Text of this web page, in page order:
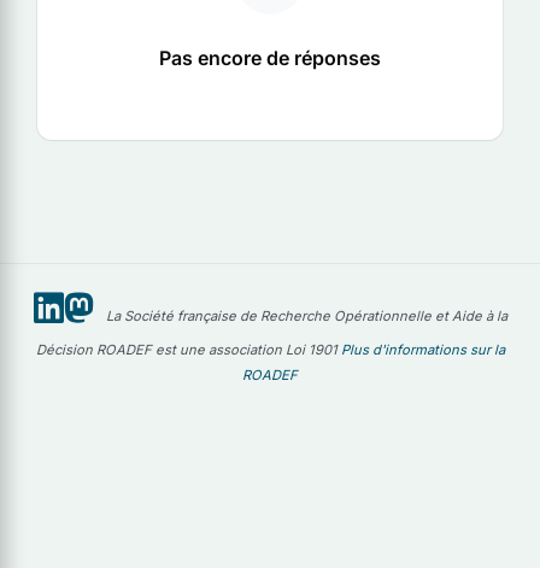
Pas encore de réponses
La Société française de Recherche Opérationnelle et Aide à la
Décision ROADEF est une association Loi 1901 Plus d'informations sur la
ROADEF